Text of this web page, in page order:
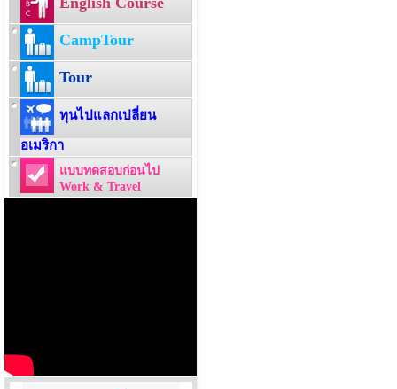
CampTour
Tour
ทุนไปแลกเปลี่ยน
อเมริกา
แบบทดสอบก่อนไป
Work & Travel